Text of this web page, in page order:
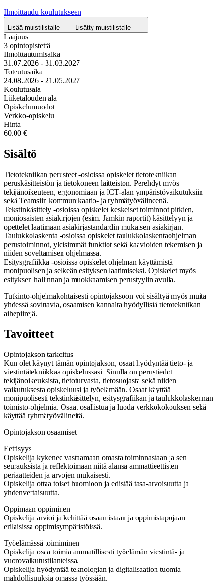
Ilmoittaudu koulutukseen
Lisää muistilistalle Lisätty muistilistalle
Laajuus
3 opintopistettä
Ilmoittautumisaika
31.07.2026 - 31.03.2027
Toteutusaika
24.08.2026 - 21.05.2027
Koulutusala
Liiketalouden ala
Opiskelumuodot
Verkko-opiskelu
Hinta
60.00 €
Sisältö
Tietotekniikan perusteet -osioissa opiskelet tietotekniikan
peruskäsitteistön ja tietokoneen laitteiston. Perehdyt myös
tekijänoikeuteen, ergonomiaan ja ICT-alan ympäristövaikutuksiin
sekä Teamsiin kommunikaatio- ja ryhmätyövälineenä.
Tekstinkäsittely -osioissa opiskelet keskeiset toiminnot pitkien,
moniosaisten asiakirjojen (esim. Jamkin raportit) käsittelyyn ja
opettelet laatimaan asiakirjastandardin mukaisen asiakirjan.
Taulukkolaskenta -osioissa opiskelet taulukkolaskentaohjelman
perustoiminnot, yleisimmät funktiot sekä kaavioiden tekemisen ja
niiden soveltamisen ohjelmassa.
Esitysgrafiikka -osioissa opiskelet ohjelman käyttämistä
monipuolisen ja selkeän esityksen laatimiseksi. Opiskelet myös
esityksen hallinnan ja muokkaamisen perustyylin avulla.
Tutkinto-ohjelmakohtaisesti opintojaksoon voi sisältyä myös muita
yhdessä sovittavia, osaamisen kannalta hyödyllisiä tietotekniikan
aihepiirejä.
Tavoitteet
Opintojakson tarkoitus
Kun olet käynyt tämän opintojakson, osaat hyödyntää tieto- ja
viestintätekniikkaa opiskelussasi. Sinulla on perustiedot
tekijänoikeuksista, tietoturvasta, tietosuojasta sekä niiden
vaikutuksesta opiskeluusi ja työelämään. Osaat käyttää
monipuolisesti tekstinkäsittelyn, esitysgrafiikan ja taulukkolaskennan
toimisto-ohjelmia. Osaat osallistua ja luoda verkkokokouksen sekä
käyttää ryhmätyövälineitä.
Opintojakson osaamiset
Eettisyys
Opiskelija kykenee vastaamaan omasta toiminnastaan ja sen
seurauksista ja reflektoimaan niitä alansa ammattieettisten
periaatteiden ja arvojen mukaisesti.
Opiskelija ottaa toiset huomioon ja edistää tasa‐arvoisuutta ja
yhdenvertaisuutta.
Oppimaan oppiminen
Opiskelija arvioi ja kehittää osaamistaan ja oppimistapojaan
erilaisissa oppimisympäristöissä.
Työelämässä toimiminen
Opiskelija osaa toimia ammatillisesti työelämän viestintä- ja
vuorovaikutustilanteissa.
Opiskelija hyödyntää teknologian ja digitalisaation tuomia
mahdollisuuksia omassa työssään.